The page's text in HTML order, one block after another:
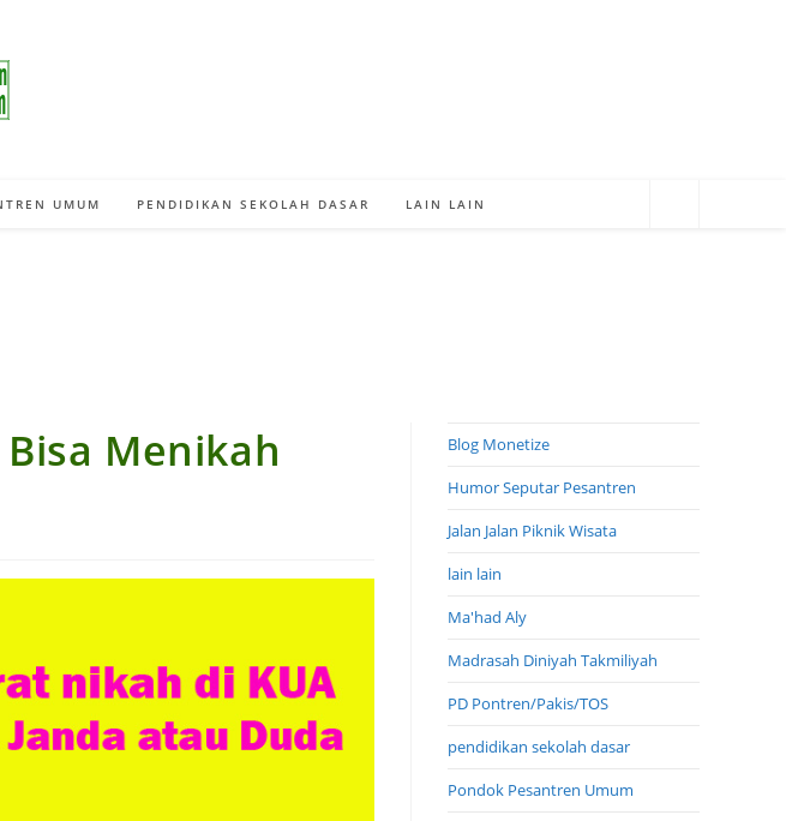
UMUM PENDIDIKAN SEKOLAH DASAR LAIN LAIN
Menikah
Blog Monetize
Humor Seputar Pesantren
Jalan Jalan Piknik Wisata
lain lain
Ma'had Aly
Madrasah Diniyah Takmiliyah
PD Pontren/Pakis/TOS
pendidikan sekolah dasar
Pondok Pesantren Umum